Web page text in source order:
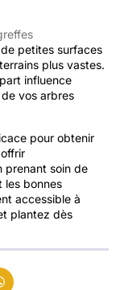
petites surfaces
plus vastes.
influence
vos arbres
pour obtenir
prenant soin de
les bonnes
accessible à
plantez dès